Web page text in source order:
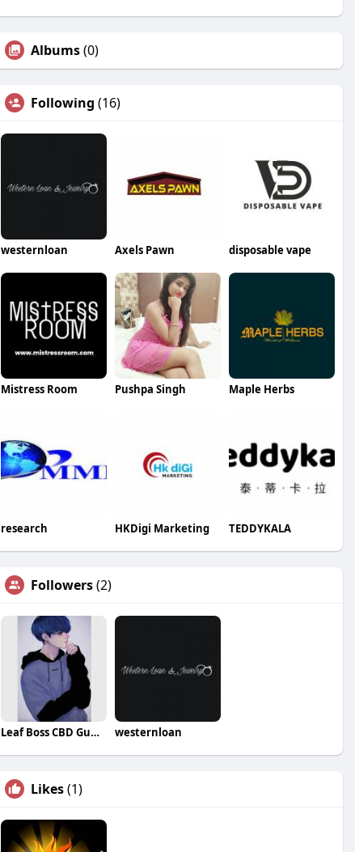
Albums(0)
Following (16)
westernloan Axels Pawn disposable vape
Mistress Room Pushpa Singh Maple Herbs
research HKDigi Marketing TEDDYKALA
Followers(2)
Leaf Boss CBD Gummies westernloan
Likes(1)